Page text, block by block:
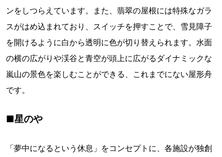
ンをしつらえています。また、翡翠の屋根には特殊なガラ
スがはめ込まれており、スイッチを押すことで、雪見障子
を開けるように白から透明に色が切り替えられます。水面
の横の広がりや渓谷と青空が頭上に広がるダイナミックな
嵐山の景色を楽しむことができる、これまでにない屋形舟
です。
■星のや
「夢中になるという休息」をコンセプトに、各施設が独創